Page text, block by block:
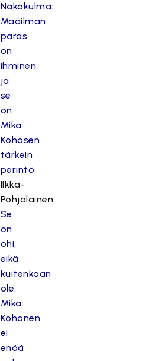
Näkökulma:
Maailman
paras
on
ihminen,
ja
se
on
Mika
Kohosen
tärkein
perintö
Ilkka-
Pohjalainen:
Se
on
ohi,
eikä
kuitenkaan
ole:
Mika
Kohonen
ei
enää